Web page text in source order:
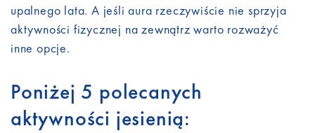
upalnego lata. A jeśli aura rzeczywiście nie sprzyja
aktywności fizycznej na zewnątrz warto rozważyć
inne opcje.
Poniżej 5 polecanych
aktywności jesienią: